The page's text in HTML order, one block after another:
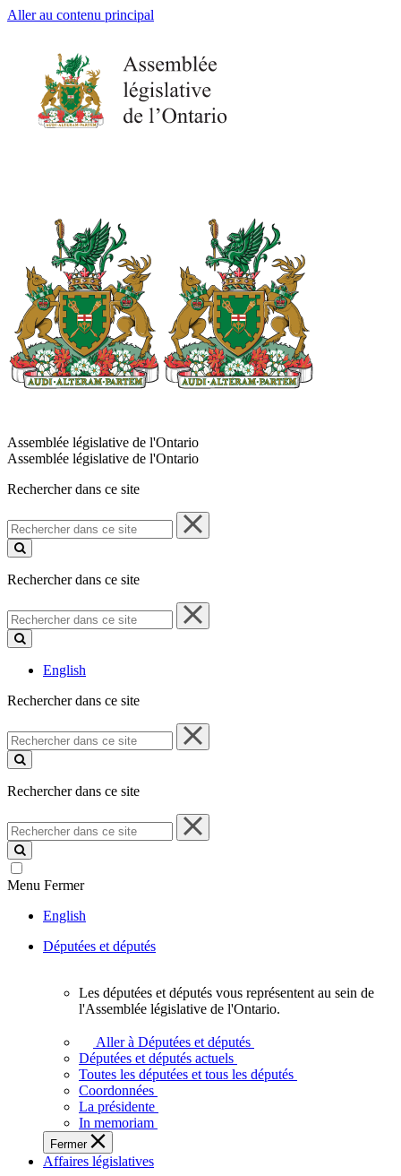
Aller au contenu principal
Assemblée législative de l'Ontario
Assemblée législative de l'Ontario
Rechercher dans ce site
Rechercher
dans
ce
Rechercher dans ce site
Rechercher
dans
ce
English
Rechercher dans ce site
Rechercher
dans
ce
Rechercher dans ce site
Rechercher
dans
ce
site
Menu Fermer
English
Députées et députés
députés
vous
représentent
sein
de
l'Assemblée
législative
Les députées et députés vous représentent au sein de
l'Assemblée législative de l'Ontario.
Aller à Députées et députés
Députées et députés actuels
Toutes les députées et tous les députés
Coordonnées
La présidente
In memoriam
Fermer
Affaires législatives